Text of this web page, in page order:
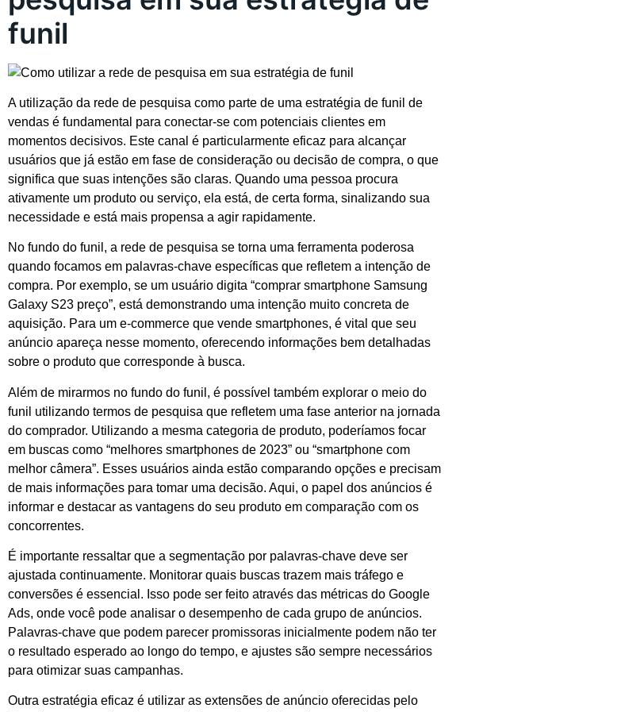
funil
A utilização da rede de pesquisa como parte de uma estratégia de funil de
vendas é fundamental para conectar-se com potenciais clientes em
momentos decisivos. Este canal é particularmente eficaz para alcançar
usuários que já estão em fase de consideração ou decisão de compra, o que
significa que suas intenções são claras. Quando uma pessoa procura
ativamente um produto ou serviço, ela está, de certa forma, sinalizando sua
necessidade e está mais propensa a agir rapidamente.
No fundo do funil, a rede de pesquisa se torna uma ferramenta poderosa
quando focamos em palavras-chave específicas que refletem a intenção de
compra. Por exemplo, se um usuário digita “comprar smartphone Samsung
Galaxy S23 preço”, está demonstrando uma intenção muito concreta de
aquisição. Para um e-commerce que vende smartphones, é vital que seu
anúncio apareça nesse momento, oferecendo informações bem detalhadas
sobre o produto que corresponde à busca.
Além de mirarmos no fundo do funil, é possível também explorar o meio do
funil utilizando termos de pesquisa que refletem uma fase anterior na jornada
do comprador. Utilizando a mesma categoria de produto, poderíamos focar
em buscas como “melhores smartphones de 2023” ou “smartphone com
melhor câmera”. Esses usuários ainda estão comparando opções e precisam
de mais informações para tomar uma decisão. Aqui, o papel dos anúncios é
informar e destacar as vantagens do seu produto em comparação com os
concorrentes.
É importante ressaltar que a segmentação por palavras-chave deve ser
ajustada continuamente. Monitorar quais buscas trazem mais tráfego e
conversões é essencial. Isso pode ser feito através das métricas do Google
Ads, onde você pode analisar o desempenho de cada grupo de anúncios.
Palavras-chave que podem parecer promissoras inicialmente podem não ter
o resultado esperado ao longo do tempo, e ajustes são sempre necessários
para otimizar suas campanhas.
Outra estratégia eficaz é utilizar as extensões de anúncio oferecidas pelo